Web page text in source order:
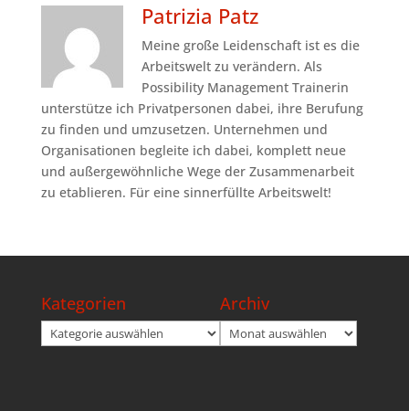
Patrizia Patz
Meine große Leidenschaft ist es die
Arbeitswelt zu verändern. Als
Possibility Management Trainerin
unterstütze ich Privatpersonen dabei, ihre Berufung
zu finden und umzusetzen. Unternehmen und
Organisationen begleite ich dabei, komplett neue
und außergewöhnliche Wege der Zusammenarbeit
zu etablieren. Für eine sinnerfüllte Arbeitswelt!
Kategorien
Kategorien
Archiv
Archiv